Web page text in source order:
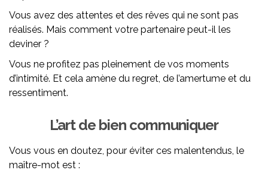
Vous avez des attentes et des rêves qui ne sont pas
réalisés. Mais comment votre partenaire peut-il les
deviner ?
Vous ne profitez pas pleinement de vos moments
d’intimité. Et cela amène du regret, de l’amertume et du
ressentiment.
L’art de bien communiquer
Vous vous en doutez, pour éviter ces malentendus, le
maître-mot est :